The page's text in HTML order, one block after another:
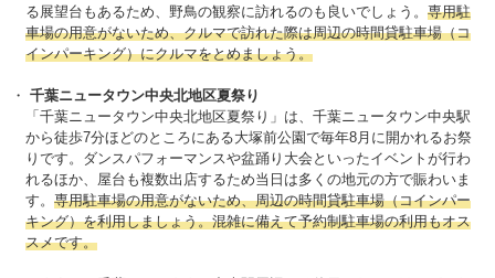
る展望台もあるため、野鳥の観察に訪れるのも良いでしょう。 専用駐
車場の用意がないため、クルマで訪れた際は周辺の時間貸駐車場（コ
インパーキング）にクルマをとめましょう。
千葉ニュータウン中央北地区夏祭り
「千葉ニュータウン中央北地区夏祭り」は、千葉ニュータウン中央駅
から徒歩7分ほどのところにある大塚前公園で毎年8月に開かれるお祭
りです。ダンスパフォーマンスや盆踊り大会といったイベントが行わ
れるほか、屋台も複数出店するため当日は多くの地元の方で賑わいま
す。 専用駐車場の用意がないため、周辺の時間貸駐車場（コインパー
キング）を利用しましょう。混雑に備えて予約制駐車場の利用もオス
スメです。